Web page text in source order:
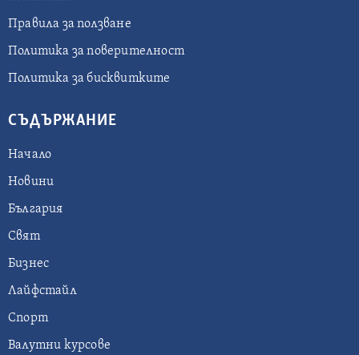
Правила за ползване
Политика за поверителност
Политика за бисквитките
СЪДЪРЖАНИЕ
Начало
Новини
България
Свят
Бизнес
Лайфстайл
Спорт
Валутни курсове